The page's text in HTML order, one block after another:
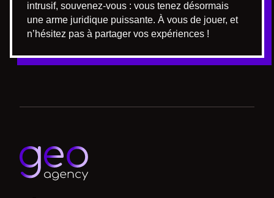
intrusif, souvenez-vous : vous tenez désormais
une arme juridique puissante. À vous de jouer, et
n’hésitez pas à partager vos expériences !